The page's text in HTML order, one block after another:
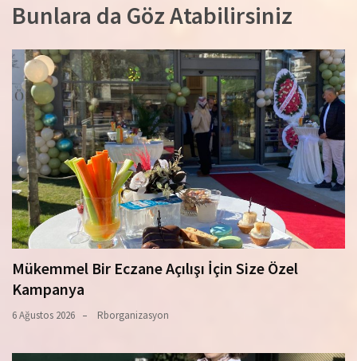
Bunlara da Göz Atabilirsiniz
Mükemmel Bir Eczane Açılışı İçin Size Özel
Kampanya
6 Ağustos 2026 Rborganizasyon